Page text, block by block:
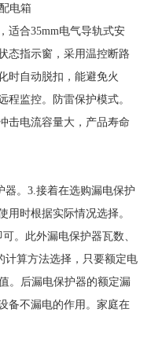
电箱
适合35mm电气导轨式安
态指示窗，采用温控断路
时自动脱扣，能避免火
程监控。防雷保护模式。
击电流容量大，产品寿命
器。3.接着在选购漏电保护
用时根据实际情况选择。
。此外漏电保护器瓦数、
计算方法选择，只要额定电
。后漏电保护器的额定漏
备不漏电的作用。家庭在